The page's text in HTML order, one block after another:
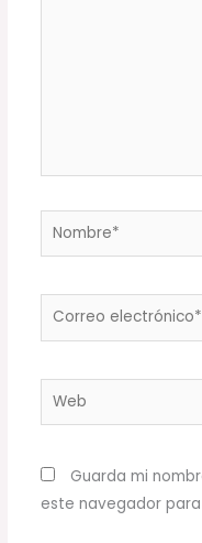
Nombre*
Correo
Web
Guarda mi
este navegador